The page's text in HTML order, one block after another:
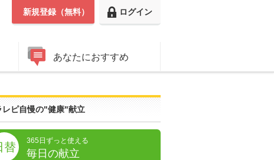
ログイン
新規登録（無料）
あなたにおすすめ
レピ自慢の"健康"献立
替 365日ずっと使える
毎日の献立